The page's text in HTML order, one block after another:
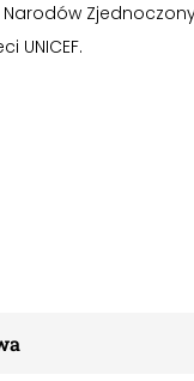
Narodów
UNICEF.